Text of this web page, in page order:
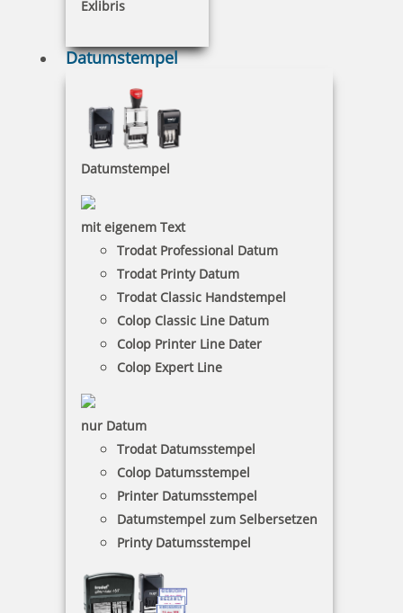
Exlibris
Datumstempel
Datumstempel
mit eigenem Text
Trodat Professional Datum
Trodat Printy Datum
Trodat Classic Handstempel
Colop Classic Line Datum
Colop Printer Line Dater
Colop Expert Line
nur Datum
Trodat Datumsstempel
Colop Datumsstempel
Printer Datumsstempel
Datumstempel zum Selbersetzen
Printy Datumsstempel
48,91 €
Braille Schild Aufzug Barrierefrei mit Piktogramm
50,42 €
Braille Orientierungsschild 202 Buchhaltung